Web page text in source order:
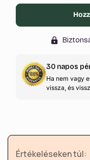
vagy
30 napos
Ha nem vagy
vissza, és
Értékeléseken túl: